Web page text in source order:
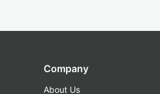
Company
About Us